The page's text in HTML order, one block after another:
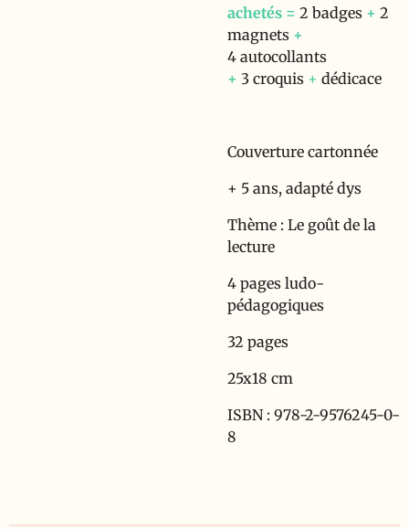
achetés = 2 badges + 2
magnets +
4 autocollants
+ 3 croquis + dédicace
Couverture cartonnée
+ 5 ans, adapté dys
Thème : Le goût de la
lecture
4 pages ludo-
pédagogiques
32 pages
25x18 cm
ISBN : 978-2-9576245-0-
8